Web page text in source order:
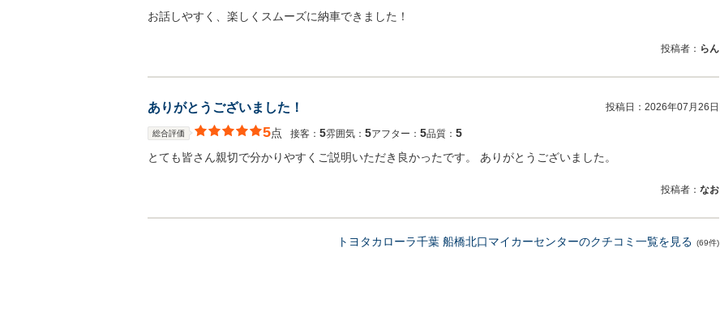
お話しやすく、楽しくスムーズに納車できました！
投稿者： らん
ありがとうございました！ 投稿日： 2026年07月26日
総合評価 5点 接客： 5雰囲気： 5アフター： 5品質： 5
とても皆さん親切で分かりやすくご説明いただき良かったです。 ありがとうございました。
投稿者： なお
トヨタカローラ千葉 船橋北口マイカーセンターのクチコミ一覧を見る (69件)